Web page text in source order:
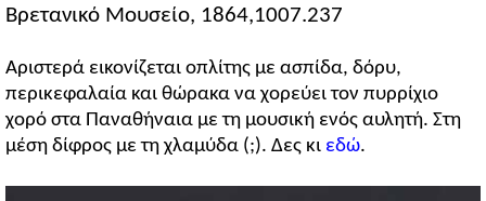
Βρετανικό Μουσείο, 1864,1007.237
Αριστερά εικονίζεται οπλίτης με ασπίδα, δόρυ,
περικεφαλαία και θώρακα να χορεύει τον πυρρίχιο
χορό στα Παναθήναια με τη μουσική ενός αυλητή. Στη
μέση δίφρος με τη χλαμύδα (;). Δες κι εδώ.